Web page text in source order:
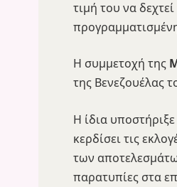
τιμή του να
Η συμμετοχή της
της Βενεζουέλας
Η ίδια
κερδίσει τις
των
παρατυπίες στα